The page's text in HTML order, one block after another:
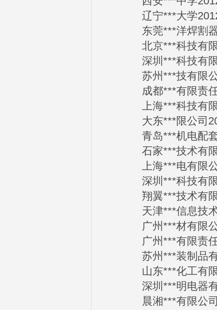
辽宁***大学
东莞***洋焊割器
北京***科技有限
深圳***科技有限
苏州***技有限公
成都***有限责任
上海***科技有限
大东***限公司
青岛***机电配套
石家***技术有限
上海***电有限公
深圳***科技有限
翔翼***技术有限
天津***信息技术
广州***材有限公
广州***有限责任
苏州***装制品有
山东***化工有限
深圳***明电器有
晨湘***有限公司